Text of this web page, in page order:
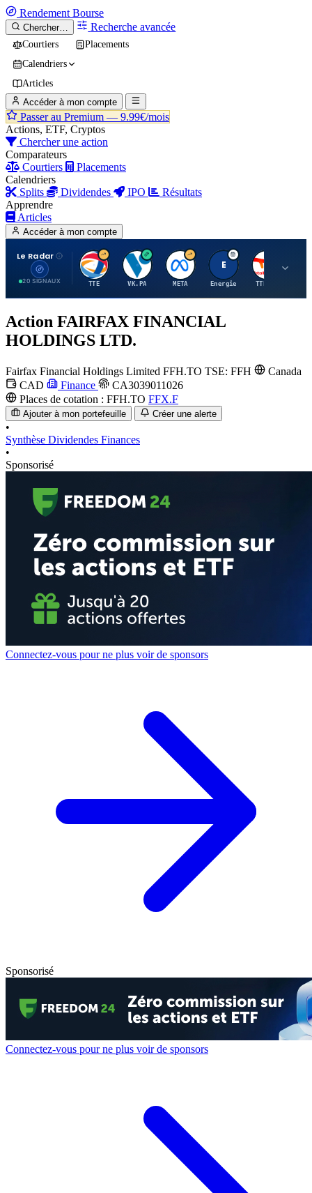
Rendement Bourse
Chercher… Recherche avancée
Courtiers
Placements
Calendriers
Articles
Accéder à mon compte
Passer au Premium — 9.99€/mois
Actions, ETF, Cryptos
Chercher une action
Comparateurs
Courtiers
Placements
Calendriers
Splits
Dividendes IPO
Résultats
Apprendre
Articles
Accéder à mon compte
Le Radar
20 SIGNAUX
T
TTE
V
VK.PA
M
META
E
Energie
T
TTE.PA
Action FAIRFAX FINANCIAL
HOLDINGS LTD.
Fairfax Financial Holdings Limited FFH.TO TSE: FFH
Canada
CAD
Finance
CA3039011026
Places de cotation : FFH.TO FFX.F
Ajouter à mon portefeuille Créer une alerte
•
Synthèse Dividendes Finances
•
Sponsorisé
Connectez-vous pour ne plus voir de sponsors
Sponsorisé
Connectez-vous pour ne plus voir de sponsors